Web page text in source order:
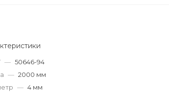
— 50646-94
— 2000 мм
— 4 мм